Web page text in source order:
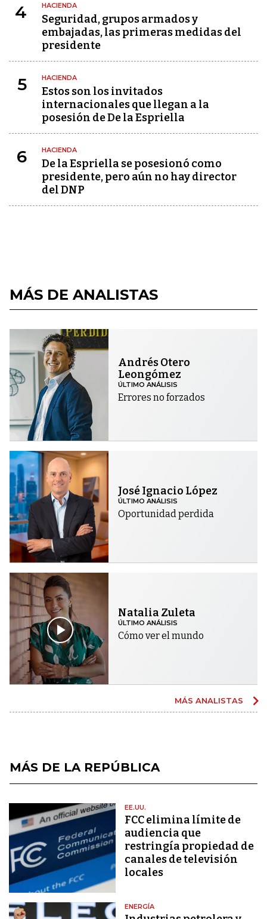
4 HACIENDA
Seguridad, grupos armados y
embajadas, las primeras medidas del
presidente
5 HACIENDA
Estos son los invitados
internacionales que llegan a la
posesión de De la Espriella
6 HACIENDA
De la Espriella se posesionó como
presidente, pero aún no hay director
del DNP
MÁS DE ANALISTAS
Andrés Otero
Leongómez
ÚLTIMO ANÁLISIS
Errores no forzados
José Ignacio López
ÚLTIMO ANÁLISIS
Oportunidad perdida
Natalia Zuleta
ÚLTIMO ANÁLISIS
Cómo ver el mundo
MÁS ANALISTAS
MÁS DE LA REPÚBLICA
EE.UU.
FCC elimina límite de
audiencia que
restringía propiedad de
canales de televisión
locales
ENERGÍA